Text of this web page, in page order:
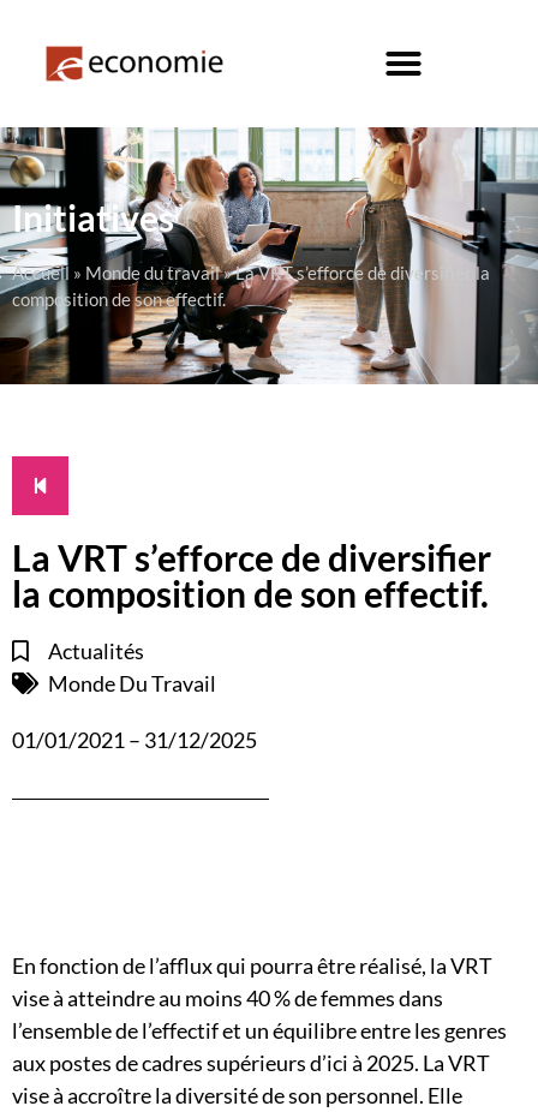
Initiatives
Accueil » Monde du travail»La VRT s’efforce de diversifier la
composition de son effectif.
La VRT s’efforce de diversifier
la composition de son effectif.
Actualités
Monde Du Travail
01/01/2021 – 31/12/2025
En fonction de l’afflux qui pourra être réalisé, la VRT
vise à atteindre au moins 40 % de femmes dans
l’ensemble de l’effectif et un équilibre entre les genres
aux postes de cadres supérieurs d’ici à 2025. La VRT
vise à accroître la diversité de son personnel. Elle